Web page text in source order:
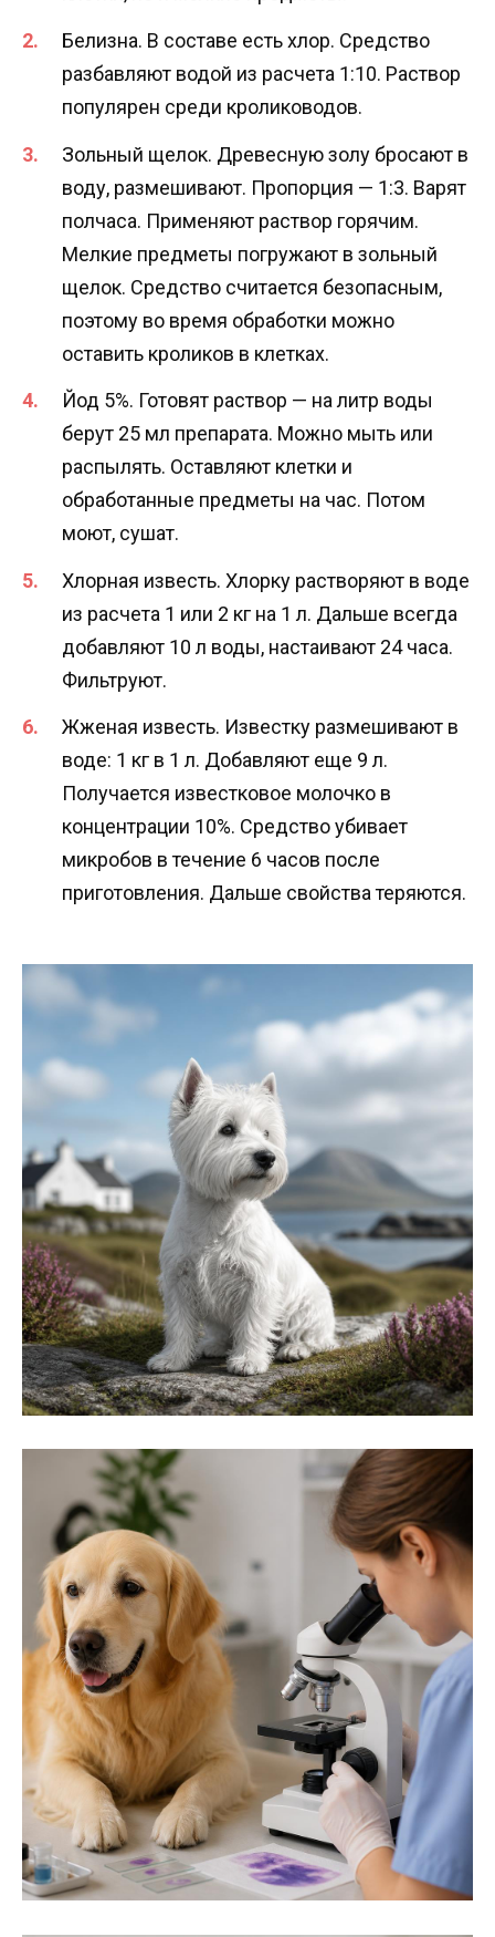
Белизна. В составе есть хлор. Средство
разбавляют водой из расчета 1:10. Раствор
популярен среди кролиководов.
Зольный щелок. Древесную золу бросают в
воду, размешивают. Пропорция — 1:3. Варят
полчаса. Применяют раствор горячим.
Мелкие предметы погружают в зольный
щелок. Средство считается безопасным,
поэтому во время обработки можно
оставить кроликов в клетках.
Йод 5%. Готовят раствор — на литр воды
берут 25 мл препарата. Можно мыть или
распылять. Оставляют клетки и
обработанные предметы на час. Потом
моют, сушат.
Хлорная известь. Хлорку растворяют в воде
из расчета 1 или 2 кг на 1 л. Дальше всегда
добавляют 10 л воды, настаивают 24 часа.
Фильтруют.
Жженая известь. Известку размешивают в
воде: 1 кг в 1 л. Добавляют еще 9 л.
Получается известковое молочко в
концентрации 10%. Средство убивает
микробов в течение 6 часов после
приготовления. Дальше свойства теряются.